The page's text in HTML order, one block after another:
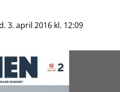
3. april 2016 kl. 12:09